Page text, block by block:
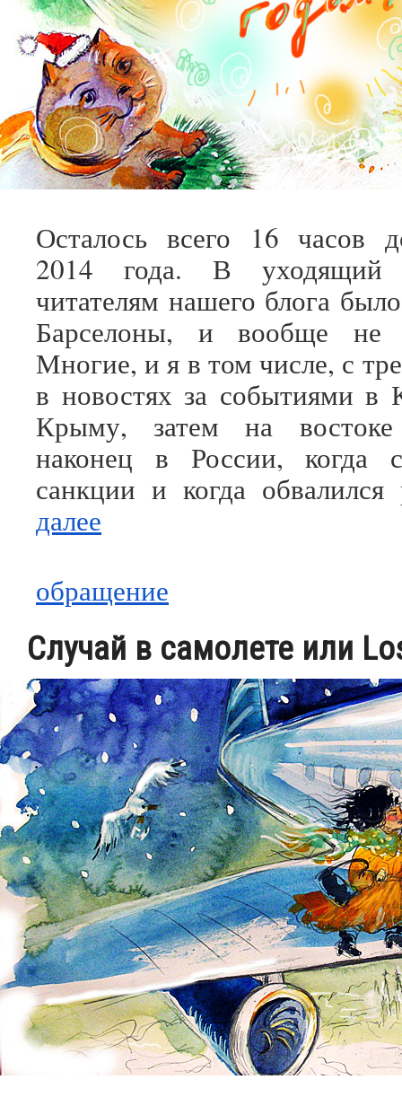
Осталось всего 16 часов
2014 года. В уходящий
читателям нашего блога
Барселоны, и вообще не
Многие, и я в том числе, с
в новостях за событиями в
Крыму, затем на
наконец в России, когда
санкции и когда
далее
обращение
Случай в самолете или